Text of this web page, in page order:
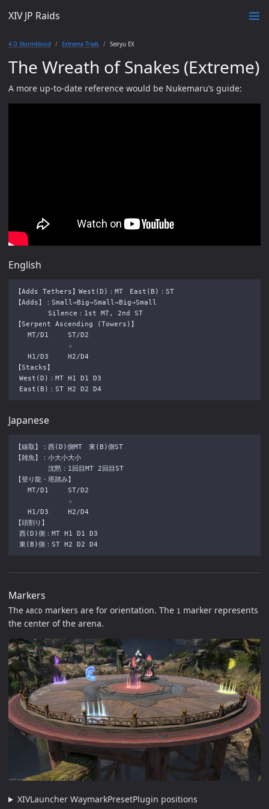
XIV JP Raids
4.0 Stormblood Extreme Trials Seiryu EX
The Wreath of Snakes (Extreme)
A more up-to-date reference would be Nukemaru’s guide:
English
【Adds Tethers】West(D)：MT　East(B)：ST
【Adds】：Small→Big→Small→Big→Small
Silence：1st MT, 2nd ST
【Serpent Ascending (Towers)】
   MT/D1　   ST/D2
☆
   H1/D3　   H2/D4
【Stacks】
West(D)：MT H1 D1 D3
Japanese
【線取】：西(D)側MT　東(B)側ST
【雑魚】：小大小大小
沈黙：1回目MT 2回目ST
【登り龍・塔踏み】
   MT/D1　   ST/D2
☆
   H1/D3　   H2/D4
【頭割り】
西(D)側：MT H1 D1 D3
Markers
The ABCD markers are for orientation. The 1 marker represents
the center of the arena.
XIVLauncher WaymarkPresetPlugin positions